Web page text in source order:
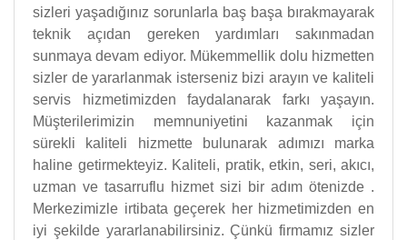
sizleri yaşadığınız sorunlarla baş başa bırakmayarak
teknik açıdan gereken yardımları sakınmadan
sunmaya devam ediyor. Mükemmellik dolu hizmetten
sizler de yararlanmak isterseniz bizi arayın ve kaliteli
servis hizmetimizden faydalanarak farkı yaşayın.
Müşterilerimizin memnuniyetini kazanmak için
sürekli kaliteli hizmette bulunarak adımızı marka
haline getirmekteyiz. Kaliteli, pratik, etkin, seri, akıcı,
uzman ve tasarruflu hizmet sizi bir adım ötenizde .
Merkezimizle irtibata geçerek her hizmetimizden en
iyi şekilde yararlanabilirsiniz. Çünkü firmamız sizler